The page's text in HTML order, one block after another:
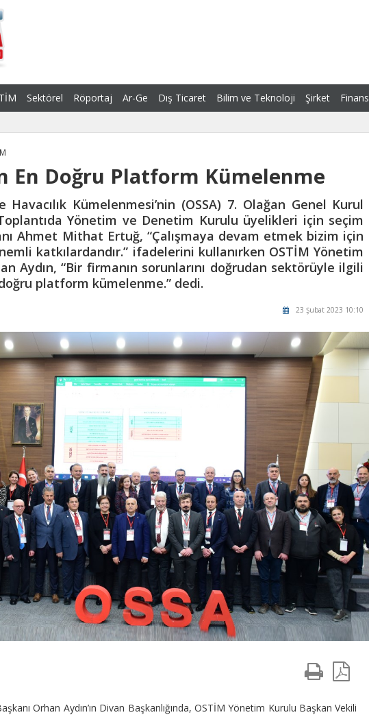
Sektörel Röportaj Ar-Ge Dış Ticaret Bilim ve Teknoloji Şirket Finans
En Doğru Platform Kümelenme
Havacılık Kümelenmesi’nin (OSSA) 7. Olağan Genel Kurul
Toplantıda Yönetim ve Denetim Kurulu üyelikleri için seçim
Ahmet Mithat Ertuğ, “Çalışmaya devam etmek bizim için
katkılardandır.” ifadelerini kullanırken OSTİM Yönetim
Aydın, “Bir firmanın sorunlarını doğrudan sektörüyle ilgili
platform kümelenme.” dedi.
23 Şubat 2023 10:10
Orhan Aydın’ın Divan Başkanlığında, OSTİM Yönetim Kurulu Başkan Vekili